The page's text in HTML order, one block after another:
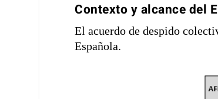
Contexto y alcance del
El acuerdo de despido
Española.